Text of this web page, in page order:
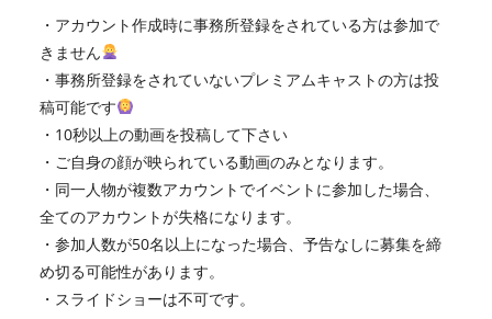
・アカウント作成時に事務所登録をされている方は参加で
きません
・事務所登録をされていないプレミアムキャストの方は投
稿可能です
・10秒以上の動画を投稿して下さい
・ご自身の顔が映られている動画のみとなります。
・同一人物が複数アカウントでイベントに参加した場合、
全てのアカウントが失格になります。
・参加人数が50名以上になった場合、予告なしに募集を締
め切る可能性があります。
・スライドショーは不可です。